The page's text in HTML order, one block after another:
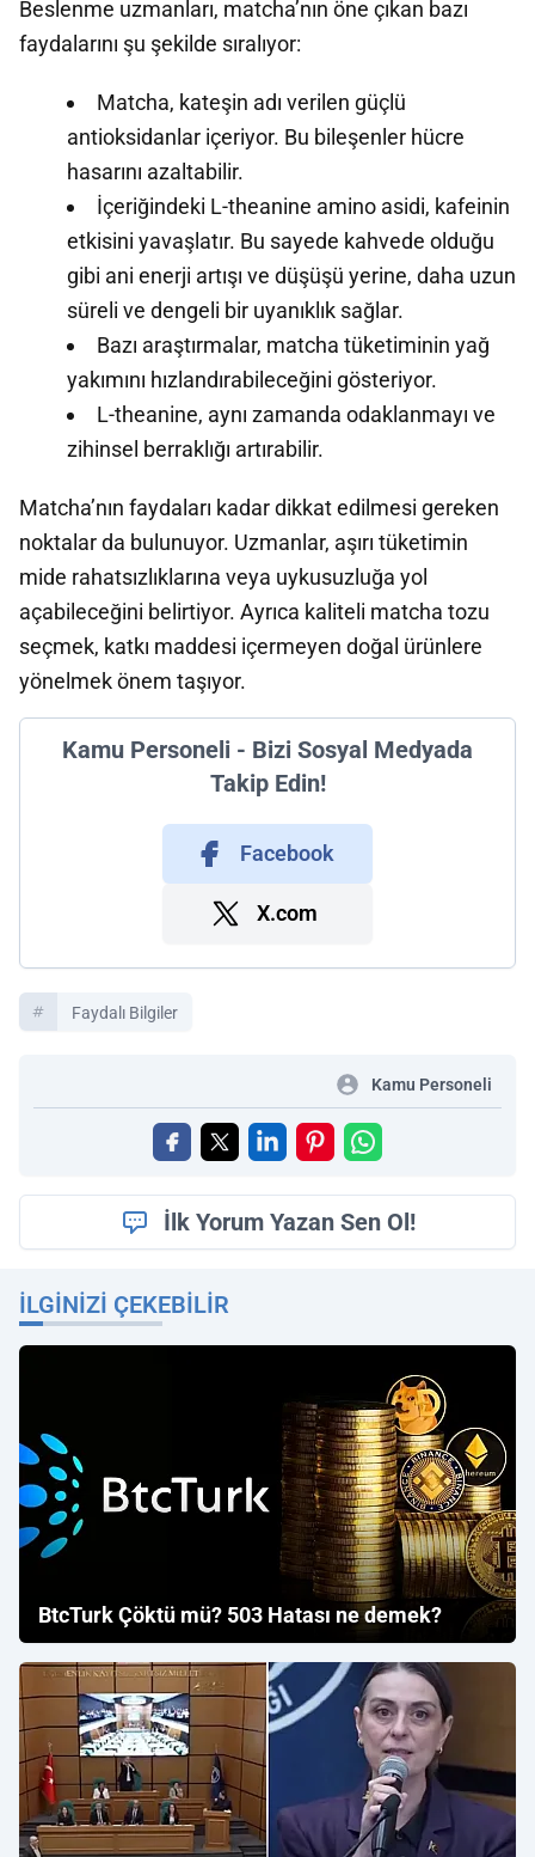
Beslenme uzmanları, matcha’nın öne çıkan bazı
faydalarını şu şekilde sıralıyor:
Matcha, kateşin adı verilen güçlü
antioksidanlar içeriyor. Bu bileşenler hücre
hasarını azaltabilir.
İçeriğindeki L-theanine amino asidi, kafeinin
etkisini yavaşlatır. Bu sayede kahvede olduğu
gibi ani enerji artışı ve düşüşü yerine, daha uzun
süreli ve dengeli bir uyanıklık sağlar.
Bazı araştırmalar, matcha tüketiminin yağ
yakımını hızlandırabileceğini gösteriyor.
L-theanine, aynı zamanda odaklanmayı ve
zihinsel berraklığı artırabilir.
Matcha’nın faydaları kadar dikkat edilmesi gereken
noktalar da bulunuyor. Uzmanlar, aşırı tüketimin
mide rahatsızlıklarına veya uykusuzluğa yol
açabileceğini belirtiyor. Ayrıca kaliteli matcha tozu
seçmek, katkı maddesi içermeyen doğal ürünlere
yönelmek önem taşıyor.
Kamu Personeli - Bizi Sosyal Medyada
Takip Edin!
Facebook
X.com
Faydalı Bilgiler
Kamu Personeli
İlk Yorum Yazan Sen Ol!
İLGINIZI ÇEKEBILIR
BtcTurk Çöktü mü? 503 Hatası ne demek?